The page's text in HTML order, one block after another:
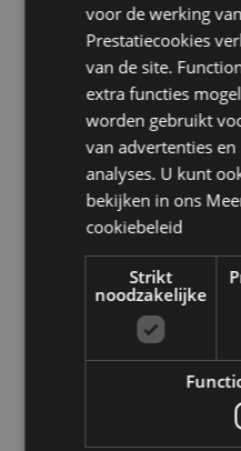
Geschikt voor stomerij:
Geschikt voor strijken:
Seizoen/Feestdag/
Product Bron:
Zoekt u meer
Lees dan onze
Product
Hoogte 24cm
5055071797217
0.230000
voor de werking
Prestatiecookies
van de site.
extra functies
worden gebruikt
van advertenties
analyses. U kunt
bekijken in ons
cookiebeleid
Strikt
noodzakelijke